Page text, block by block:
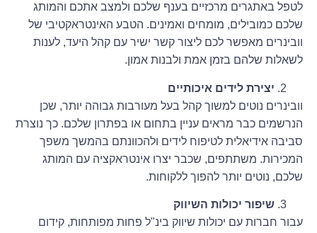
לטפל באתגרים מרכזיים בענף שלכם ולמצב אתכם והמותג
שלכם כמובילים, מומחים ואמינים. הטבע האינטראקטיבי של
וובינרים מאפשר לכם ליצור קשר ישיר עם קהל היעד, לענות
לשאלות שלהם בזמן אמת ולבנות אמון.
יצירת לידים איכותיים
וובינרים נוטים למשוך קהל בעל מעורבות גבוהה יותר, שכן
הנרשמים כבר מראים עניין בתחום או בפתרון שלכם. כך נוצרת
סביבה אידיאלית לטיפוח לידים ולהכוונתם בהמשך משפך
המכירות. משתתפים, שכבר יצרו אינטראקציה עם המותג
שלכם, נוטים יותר להפוך ללקוחות.
שיפור יכולות השיווק
עבור חברות עם יכולות שיווק בינ"ל פחות מפותחות, קידום